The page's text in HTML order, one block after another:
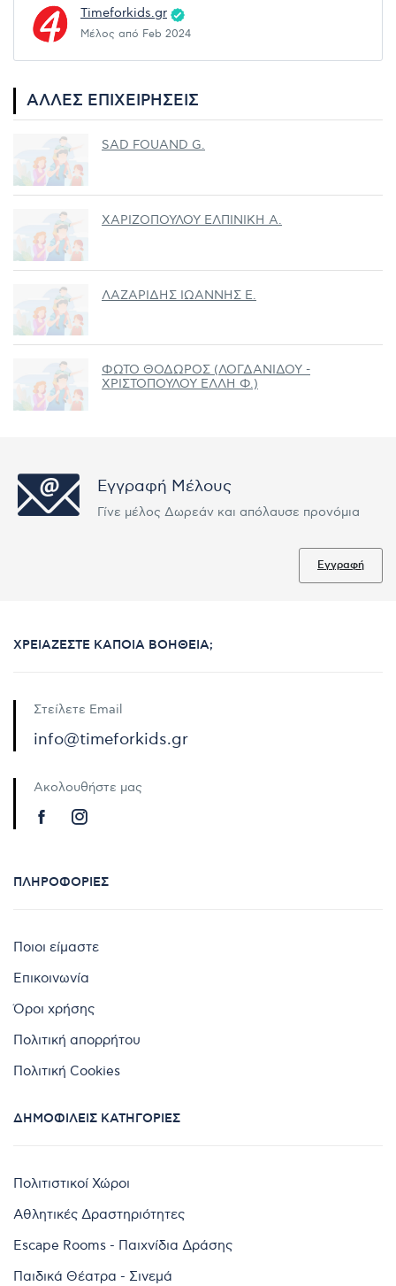
Timeforkids.gr
Μέλος από Feb 2024
ΆΛΛΕΣ ΕΠΙΧΕΙΡΉΣΕΙΣ
SAD FOUAND G.
ΧΑΡΙΖΟΠΟΥΛΟΥ ΕΛΠΙΝΙΚΗ Α.
ΛΑΖΑΡΙΔΗΣ ΙΩΑΝΝΗΣ Ε.
ΦΩΤΟ ΘΟΔΩΡΟΣ (ΛΟΓΔΑΝΙΔΟΥ -
ΧΡΙΣΤΟΠΟΥΛΟΥ ΕΛΛΗ Φ.)
Εγγραφή Μέλους
Γίνε μέλος Δωρεάν και απόλαυσε προνόμια
Εγγραφή
ΧΡΕΙΆΖΕΣΤΕ ΚΆΠΟΙΑ ΒΟΉΘΕΙΑ;
Στείλετε Email
info@timeforkids.gr
Ακολουθήστε μας
ΠΛΗΡΟΦΟΡΊΕΣ
Ποιοι είμαστε
Επικοινωνία
Όροι χρήσης
Πολιτική απορρήτου
Πολιτική Cookies
ΔΗΜΟΦΙΛΕΊΣ ΚΑΤΗΓΟΡΊΕΣ
Πολιτιστικοί Χώροι
Αθλητικές Δραστηριότητες
Escape Rooms - Παιχνίδια Δράσης
Παιδικά Θέατρα - Σινεμά